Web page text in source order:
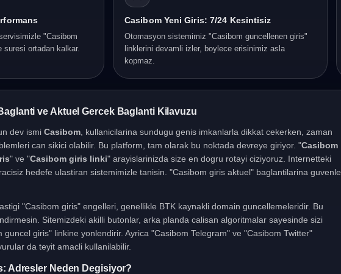
"Casibom
suresi ortadan kalkar.
Casibom Yeni Giris: 7/24 Kesintisiz
Otomasyon sistemimiz "Casibom guncellenen giris"
linklerini devamli izler, boylece erisinimiz asla
kopmaz.
Islemlerive Aktuel Gercek Baglanti Kilavuzu
dev ismi Casibom , kullanicilarina sundugu genis imkanlarla dikkat cekerken, zaman
can sikici olabilir. Bu platform, tam olarak bu noktada devreye giriyor. "Casibom
" ve "Casibom giris linki" arayislarinizda size en dogru rotayi ciziyoruz. Internetteki
hedefe ulastiran sistemimizle tanisin. "Casibom giris aktuel" baglantilarina guvenle
"Casibom giris" engelleri, genellikle BTK kaynakli domain guncellemeleridir. Bu
Sitemizdeki akilli butonlar, arka planda calisan algoritmalar sayesinde sizi
guncel giris" linkine yonlendirir. Ayrica "Casibom Telegram" ve "Casibom Twitter"
da teyit amacli kullanilabilir.
Adresler Neden Degisiyor?